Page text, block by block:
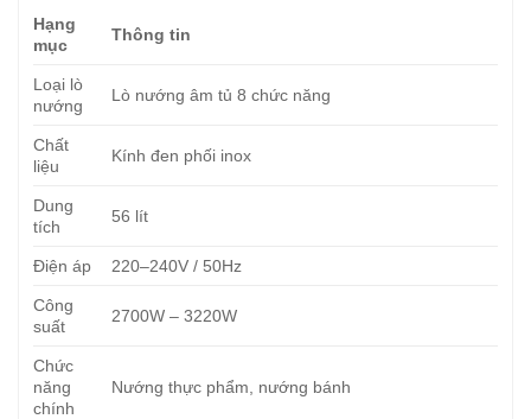
Hạng
mục
Thông tin
Loại lò
nướng
Lò nướng âm tủ 8 chức năng
Chất
liệu
Kính đen phối inox
Dung
tích
56 lít
Điện áp 220–240V / 50Hz
Công
suất
2700W – 3220W
Chức
năng
chính
Nướng thực phẩm, nướng bánh